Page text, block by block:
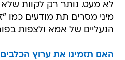
לא מעט. נותר רק לקוות
מיני מסרים תת מודעים כמו
הנעליים של אמא ולצפות
האם תזמינו את ערוץ